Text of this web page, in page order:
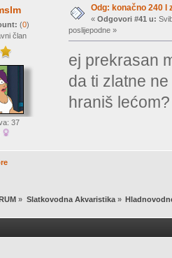
(0)
član
37
Odg: konačno 240 l
« Odgovori #41 u:
poslijepodne »
ej prekrasan
da ti zlatne
hraniš lećom?
» Slatkovodna Akvaristika»